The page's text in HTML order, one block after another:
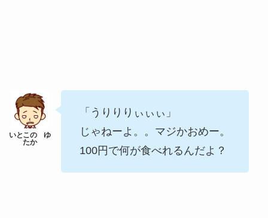
「うりりりぃぃぃ」
じゃねーよ。。マジかおめー。
100円で何が食べれるんだよ？